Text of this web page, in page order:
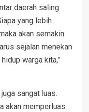
daerah saling
yang lebih
akan semakin
sejalan menekan
warga kita,”
sangat luas.
akan memperluas